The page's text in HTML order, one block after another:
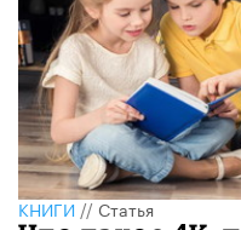
КНИГИ//Статья